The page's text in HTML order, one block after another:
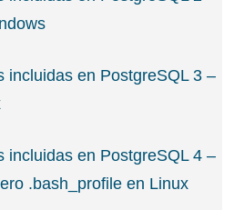
incluidas en PostgreSQL 3 –
incluidas en PostgreSQL 4 –
.bash_profile en Linux